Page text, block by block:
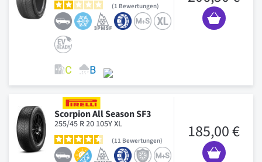
1 Bewertungen
Scorpion All Season SF3
255/45 R 20 105Y XL
11 Bewertungen 185,00 €